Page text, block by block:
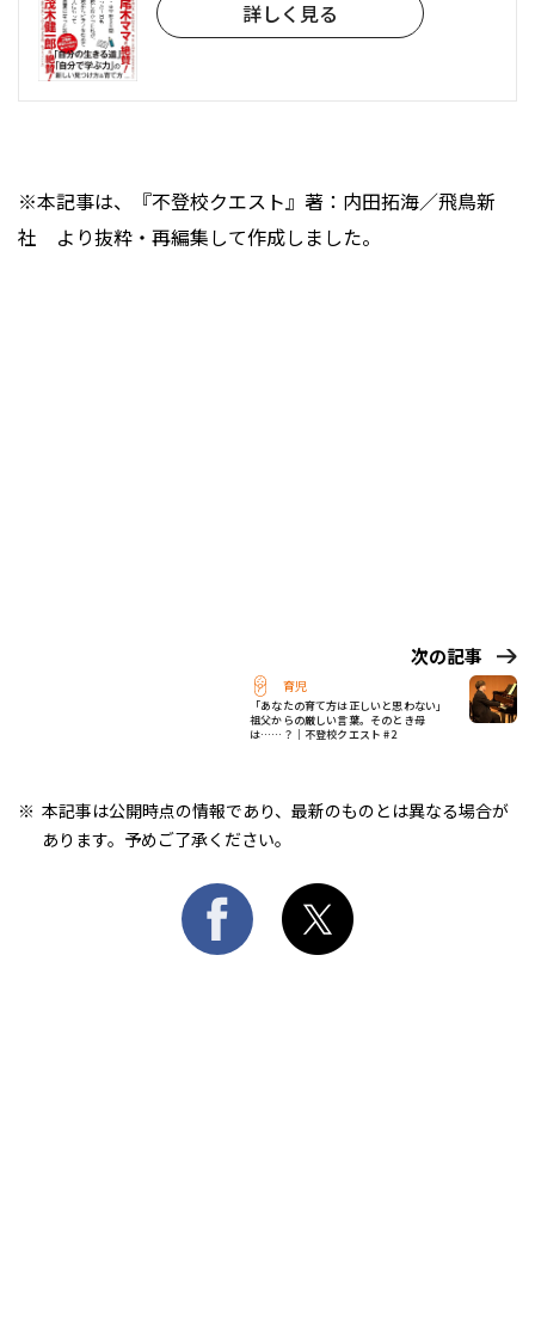
詳しく見る
※本記事は、『不登校クエスト』著：内田拓海／飛鳥新
社 より抜粋・再編集して作成しました。
次の記事
育児
「あなたの育て方は正しいと思わない」
祖父からの厳しい言葉。そのとき母
は……？｜不登校クエスト #2
本記事は公開時点の情報であり、最新のものとは異なる場合が
あります。予めご了承ください。